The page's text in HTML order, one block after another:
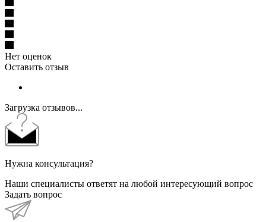
Нет оценок
Оставить отзыв
Загрузка отзывов...
Нужна консультация?
Наши специалисты ответят на любой интересующий вопрос
Задать вопрос